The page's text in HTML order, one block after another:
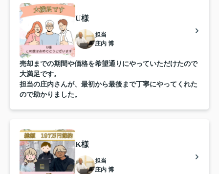
U様
担当
庄内 博
売却までの期間や価格を希望通りにやっていただけたので
大満足です。
担当の庄内さんが、最初から最後まで丁寧にやってくれた
ので助かりました。
K様
担当
庄内 博